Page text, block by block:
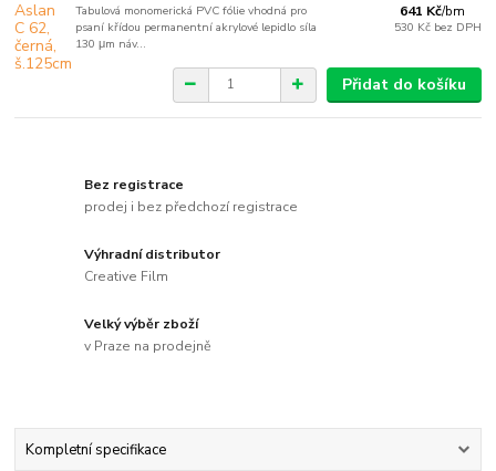
Tabulová monomerická PVC fólie vhodná pro
psaní křídou permanentní akrylové lepidlo síla
130 μm náv...
641 Kč/bm
530 Kč bez DPH
Přidat do košíku
Bez registrace
prodej i bez předchozí registrace
Výhradní distributor
Creative Film
Velký výběr zboží
v Praze na prodejně
Kompletní specifikace